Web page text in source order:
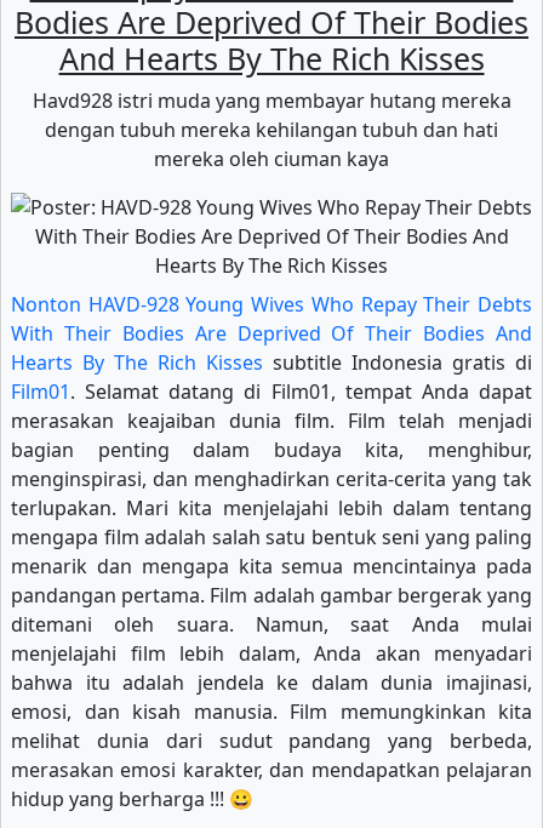
Bodies Are Deprived Of Their Bodies
And Hearts By The Rich Kisses
Havd928 istri muda yang membayar hutang mereka
dengan tubuh mereka kehilangan tubuh dan hati
mereka oleh ciuman kaya
Nonton HAVD-928 Young Wives Who Repay Their Debts
With Their Bodies Are Deprived Of Their Bodies And
Hearts By The Rich Kisses subtitle Indonesia gratis di
Film01. Selamat datang di Film01, tempat Anda dapat
merasakan keajaiban dunia film. Film telah menjadi
bagian penting dalam budaya kita, menghibur,
menginspirasi, dan menghadirkan cerita-cerita yang tak
terlupakan. Mari kita menjelajahi lebih dalam tentang
mengapa film adalah salah satu bentuk seni yang paling
menarik dan mengapa kita semua mencintainya pada
pandangan pertama. Film adalah gambar bergerak yang
ditemani oleh suara. Namun, saat Anda mulai
menjelajahi film lebih dalam, Anda akan menyadari
bahwa itu adalah jendela ke dalam dunia imajinasi,
emosi, dan kisah manusia. Film memungkinkan kita
melihat dunia dari sudut pandang yang berbeda,
merasakan emosi karakter, dan mendapatkan pelajaran
hidup yang berharga !!! 😀